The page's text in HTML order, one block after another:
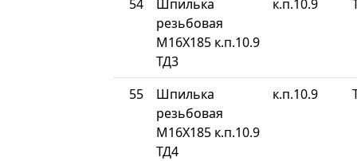
54
Шпилька
резьбовая
М16Х185 к.п.10.9
ТД3
к.п.10.9
55
Шпилька
резьбовая
М16Х185 к.п.10.9
ТД4
к.п.10.9